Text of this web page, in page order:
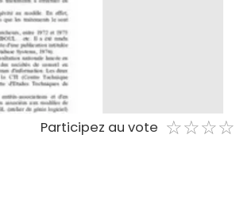
Participez au vote ☆☆☆☆
★★★★